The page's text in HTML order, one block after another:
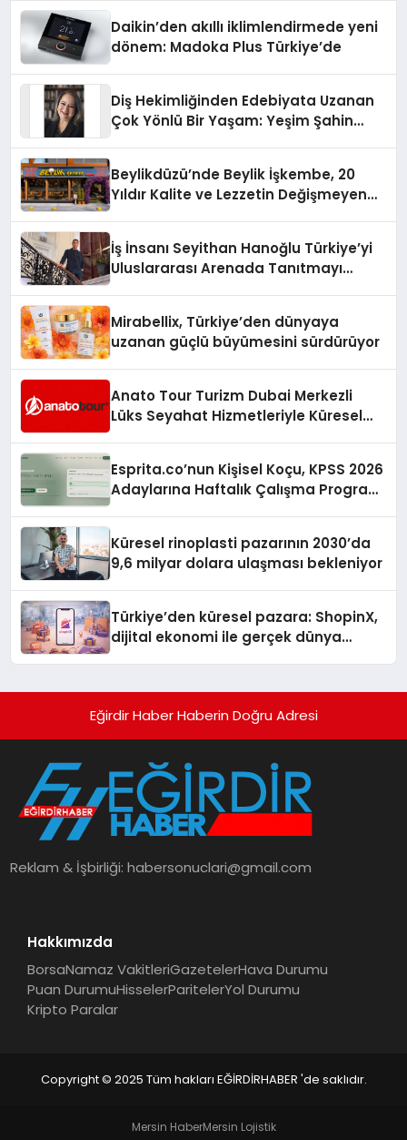
Daikin’den akıllı iklimlendirmede yeni
dönem: Madoka Plus Türkiye’de
Diş Hekimliğinden Edebiyata Uzanan
Çok Yönlü Bir Yaşam: Yeşim Şahin
Beylikdüzü’nde Beylik İşkembe, 20
Yıldır Kalite ve Lezzetin Değişmeyen
İş İnsanı Seyithan Hanoğlu Türkiye’yi
Uluslararası Arenada Tanıtmayı
Mirabellix, Türkiye’den dünyaya
uzanan güçlü büyümesini sürdürüyor
Anato Tour Turizm Dubai Merkezli
Lüks Seyahat Hizmetleriyle Küresel
Esprita.co’nun Kişisel Koçu, KPSS 2026
Adaylarına Haftalık Çalışma Programı
Küresel rinoplasti pazarının 2030’da
9,6 milyar dolara ulaşması bekleniyor
Türkiye’den küresel pazara: ShopinX,
dijital ekonomi ile gerçek dünya
Eğirdir Haber Haberin Doğru Adresi
Reklam & İşbirliği:habersonuclari@gmail.com
Hakkımızda
BorsaNamaz VakitleriGazetelerHava Durumu
Puan DurumuHisselerParitelerYol Durumu
Kripto Paralar
Copyright © 2025 Tüm hakları EĞİRDİRHABER 'de saklıdır.
Mersin HaberMersin Lojistik